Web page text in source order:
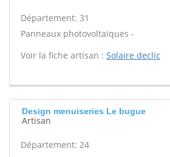
Département: 31
Panneaux photovoltaïques -
Voir la fiche artisan : Solaire declic
Design menuiseries Le bugue
Artisan
Département: 24